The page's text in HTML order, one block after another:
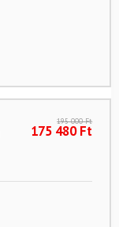
195 000Ft
175 480Ft